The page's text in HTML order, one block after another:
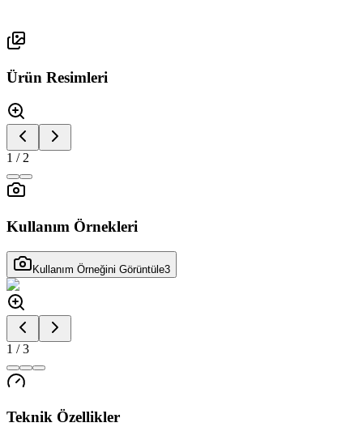
Ürün Resimleri
1 / 2
Kullanım Örnekleri
Kullanım Örneğini Görüntüle3
1 /3
Teknik Özellikler